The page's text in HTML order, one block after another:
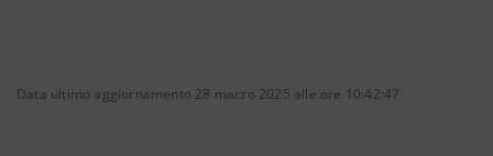
Data ultimo aggiornamento 28 marzo 2025 alle ore 10:42:47